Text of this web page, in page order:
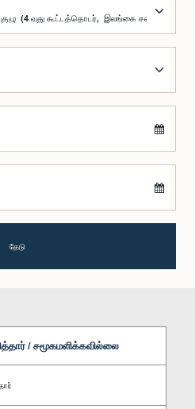
தேடு
/ சமூகமளிக்கவில்லை